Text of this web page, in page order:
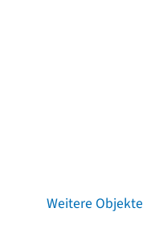
Weitere Objekte